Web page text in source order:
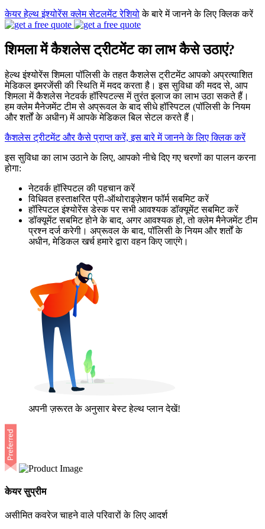
केयर हेल्थ इंश्योरेंस क्लेम सेटलमेंट रेशियोके बारे में जानने के लिए क्लिक करें
शिमला में कैशलेस ट्रीटमेंट का लाभ कैसे उठाएं?
हेल्थ इंश्योरेंस शिमला पॉलिसी के तहत कैशलेस ट्रीटमेंट आपको अप्रत्याशित
मेडिकल इमरजेंसी की स्थिति में मदद करता है। इस सुविधा की मदद से, आप
शिमला में कैशलेस नेटवर्क हॉस्पिटल्स में तुरंत इलाज का लाभ उठा सकते हैं।
हम क्लेम मैनेजमेंट टीम से अप्रूवल के बाद सीधे हॉस्पिटल (पॉलिसी के नियम
और शर्तों के अधीन) में आपके मेडिकल बिल सेटल करते हैं।
कैशलेस ट्रीटमेंट और कैसे प्राप्त करें, इस बारे में जानने के लिए क्लिक करें
इस सुविधा का लाभ उठाने के लिए, आपको नीचे दिए गए चरणों का पालन करना
होगा:
नेटवर्क हॉस्पिटल की पहचान करें
विधिवत हस्ताक्षरित प्री-ऑथोराइज़ेशन फॉर्म सबमिट करें
हॉस्पिटल इंश्योरेंस डेस्क पर सभी आवश्यक डॉक्यूमेंट सबमिट करें
डॉक्यूमेंट सबमिट होने के बाद, अगर आवश्यक हो, तो क्लेम मैनेजमेंट टीम
प्रश्न दर्ज करेगी। अप्रूवल के बाद, पॉलिसी के नियम और शर्तों के
अधीन, मेडिकल खर्च हमारे द्वारा वहन किए जाएंगे।
अपनी ज़रूरत के अनुसार बेस्ट हेल्थ प्लान देखें!
केयर सुप्रीम
असीमित कवरेज चाहने वाले परिवारों के लिए आदर्श